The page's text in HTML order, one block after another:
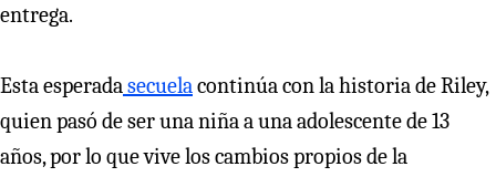
entrega.
Esta esperadasecuelacontinúa con la historia de Riley,
quien pasó de ser una niña a una adolescente de 13
años, por lo que vive los cambios propios de la